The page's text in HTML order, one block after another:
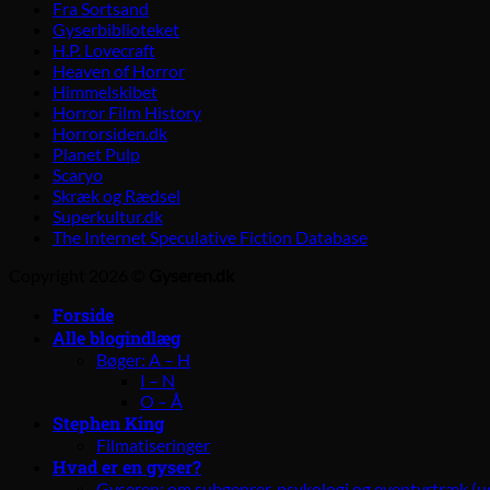
Fra Sortsand
Gyserbiblioteket
H.P. Lovecraft
Heaven of Horror
Himmelskibet
Horror Film History
Horrorsiden.dk
Planet Pulp
Scaryo
Skræk og Rædsel
Superkultur.dk
The Internet Speculative Fiction Database
Forside
Alle blogindlæg
Bøger: A – H
I – N
O – Å
Stephen King
Filmatiseringer
Hvad er en gyser?